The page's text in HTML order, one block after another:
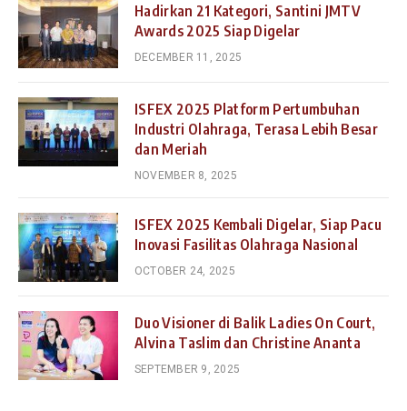
Hadirkan 21 Kategori, Santini JMTV
Awards 2025 Siap Digelar
DECEMBER 11, 2025
ISFEX 2025 Platform Pertumbuhan
Industri Olahraga, Terasa Lebih Besar
dan Meriah
NOVEMBER 8, 2025
ISFEX 2025 Kembali Digelar, Siap Pacu
Inovasi Fasilitas Olahraga Nasional
OCTOBER 24, 2025
Duo Visioner di Balik Ladies On Court,
Alvina Taslim dan Christine Ananta
SEPTEMBER 9, 2025